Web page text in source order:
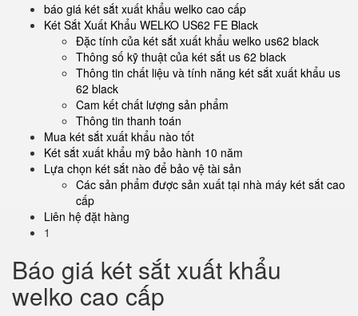
báo giá két sắt xuất khẩu welko cao cấp
Két Sắt Xuất Khẩu WELKO US62 FE Black
Đặc tính của két sắt xuất khẩu welko us62 black
Thông số kỹ thuật của két sắt us 62 black
Thông tin chất liệu và tính năng két sắt xuất khẩu us
62 black
Cam kết chất lượng sản phẩm
Thông tin thanh toán
Mua két sắt xuất khẩu nào tốt
Két sắt xuất khẩu mỹ bảo hành 10 năm
Lựa chọn két sắt nào để bảo vệ tài sản
Các sản phẩm được sản xuất tại nhà máy két sắt cao
cấp
Liên hệ đặt hàng
1
Báo giá két sắt xuất khẩu
welko cao cấp